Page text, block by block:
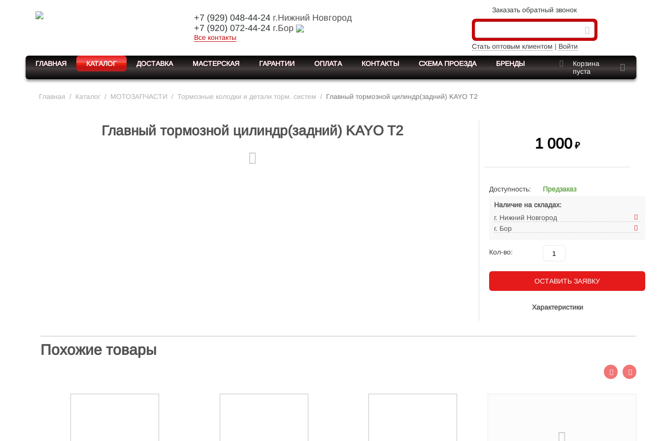
+7 (929) 048-44-24г.Нижний Новгород
+7 (920) 072-44-24г.Бор
Все контакты
Заказать обратный звонок
Стать оптовым клиентом | Войти
ГЛАВНАЯ КАТАЛОГ ДОСТАВКА МАСТЕРСКАЯ ГАРАНТИИ ОПЛАТА КОНТАКТЫ СХЕМА ПРОЕЗДА БРЕНДЫ
Корзина
пуста
Главная / Каталог / МОТОЗАПЧАСТИ / Тормозные колодки и детали торм. систем / Главный тормозной цилиндр(задний) KAYO T2
Главный тормозной цилиндр(задний) KAYO T2
1 000 ₽
Доступность:
Предзаказ
Наличие на складах:
г. Нижний Новгород
г. Бор
Кол-во:
ОСТАВИТЬ ЗАЯВКУ
Характеристики
Похожие товары